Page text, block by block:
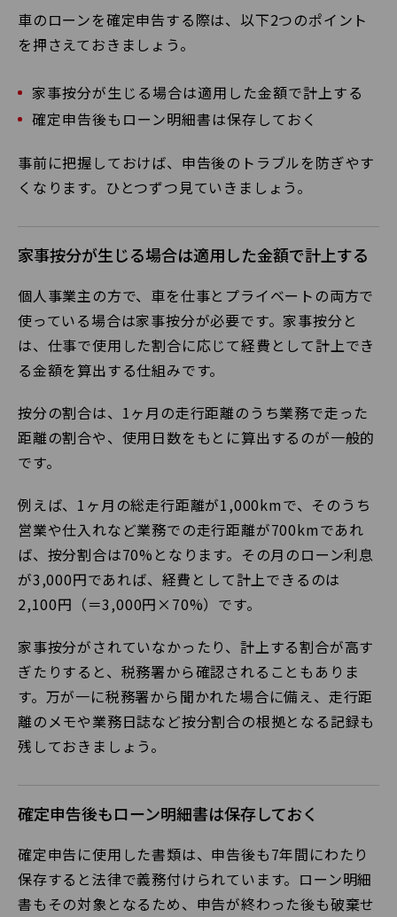
車のローンを確定申告する際は、以下2つのポイント
を押さえておきましょう。
家事按分が生じる場合は適用した金額で計上する
確定申告後もローン明細書は保存しておく
事前に把握しておけば、申告後のトラブルを防ぎやす
くなります。ひとつずつ見ていきましょう。
家事按分が生じる場合は適用した金額で計上する
個人事業主の方で、車を仕事とプライベートの両方で
使っている場合は家事按分が必要です。家事按分と
は、仕事で使用した割合に応じて経費として計上でき
る金額を算出する仕組みです。
按分の割合は、1ヶ月の走行距離のうち業務で走った
距離の割合や、使用日数をもとに算出するのが一般的
です。
例えば、1ヶ月の総走行距離が1,000kmで、そのうち
営業や仕入れなど業務での走行距離が700kmであれ
ば、按分割合は70%となります。その月のローン利息
が3,000円であれば、経費として計上できるのは
2,100円（＝3,000円×70%）です。
家事按分がされていなかったり、計上する割合が高す
ぎたりすると、税務署から確認されることもありま
す。万が一に税務署から聞かれた場合に備え、走行距
離のメモや業務日誌など按分割合の根拠となる記録も
残しておきましょう。
確定申告後もローン明細書は保存しておく
確定申告に使用した書類は、申告後も7年間にわたり
保存すると法律で義務付けられています。ローン明細
書もその対象となるため、申告が終わった後も破棄せ